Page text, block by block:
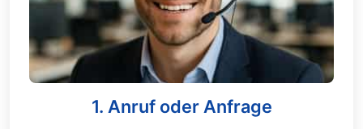
1. Anruf oder Anfrage